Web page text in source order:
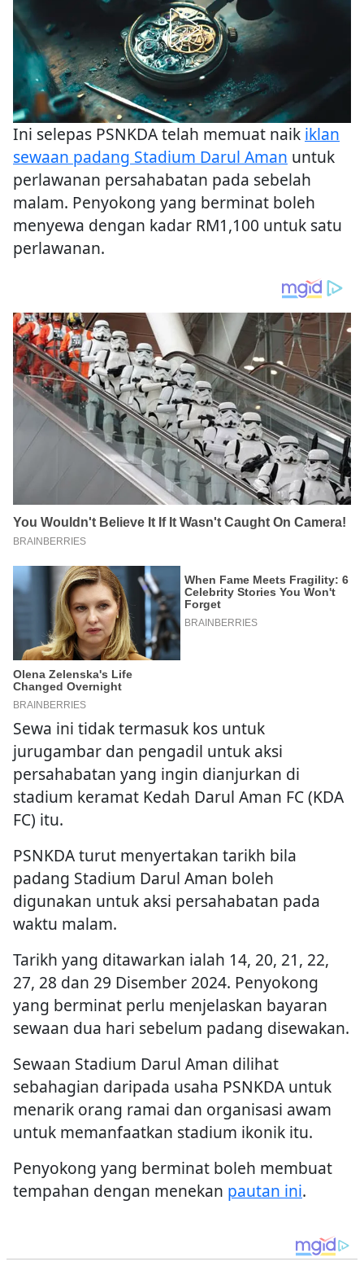
Ini selepas PSNKDA telah memuat naik iklan
sewaan padang Stadium Darul Aman untuk
perlawanan persahabatan pada sebelah
malam. Penyokong yang berminat boleh
menyewa dengan kadar RM1,100 untuk satu
perlawanan.
Sewa ini tidak termasuk kos untuk
jurugambar dan pengadil untuk aksi
persahabatan yang ingin dianjurkan di
stadium keramat Kedah Darul Aman FC (KDA
FC) itu.
PSNKDA turut menyertakan tarikh bila
padang Stadium Darul Aman boleh
digunakan untuk aksi persahabatan pada
waktu malam.
Tarikh yang ditawarkan ialah 14, 20, 21, 22,
27, 28 dan 29 Disember 2024. Penyokong
yang berminat perlu menjelaskan bayaran
sewaan dua hari sebelum padang disewakan.
Sewaan Stadium Darul Aman dilihat
sebahagian daripada usaha PSNKDA untuk
menarik orang ramai dan organisasi awam
untuk memanfaatkan stadium ikonik itu.
Penyokong yang berminat boleh membuat
tempahan dengan menekan pautan ini.